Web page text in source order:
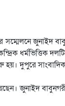
সম্মেলনে জুনাইদ
ধর্মভিত্তিক
হয়। দুপুরে
জুনাইদ